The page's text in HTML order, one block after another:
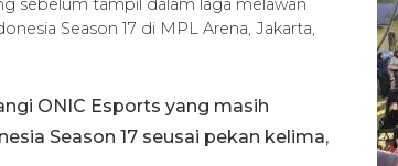
sebelum tampil dalam laga melawan
Season 17 di MPL Arena, Jakarta,
ONIC Esports yang masih
Season 17 seusai pekan kelima,